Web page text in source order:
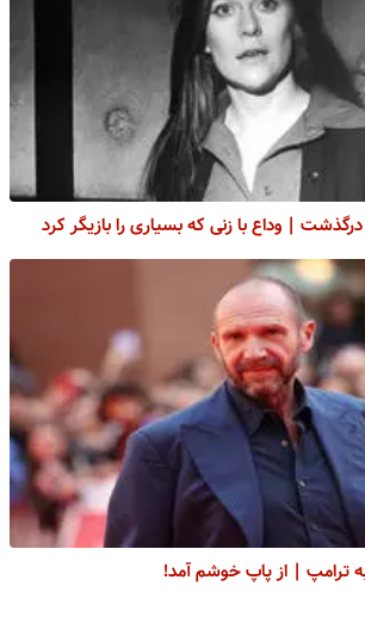
درگذشت | وداع با زنی که بسیاری را بازیگر کرد
ترامپ | از پاپ خوشم آمد!